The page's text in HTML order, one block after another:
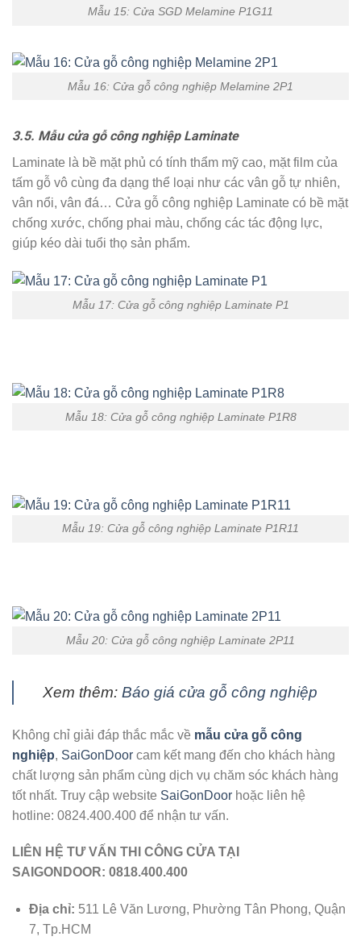
Mẫu 15: Cửa SGD Melamine P1G11
Mẫu 16: Cửa gỗ công nghiệp Melamine 2P1
3.5. Mẫu cửa gỗ công nghiệp Laminate
Laminate là bề mặt phủ có tính thẩm mỹ cao, mặt film của
tấm gỗ vô cùng đa dạng thể loại như các vân gỗ tự nhiên,
vân nổi, vân đá… Cửa gỗ công nghiệp Laminate có bề mặt
chống xước, chống phai màu, chống các tác động lực,
giúp kéo dài tuổi thọ sản phẩm.
Mẫu 17: Cửa gỗ công nghiệp Laminate P1
Mẫu 18: Cửa gỗ công nghiệp Laminate P1R8
Mẫu 19: Cửa gỗ công nghiệp Laminate P1R11
Mẫu 20: Cửa gỗ công nghiệp Laminate 2P11
Xem thêm: Báo giá cửa gỗ công nghiệp
Không chỉ giải đáp thắc mắc về mẫu cửa gỗ công
nghiệp, SaiGonDoor cam kết mang đến cho khách hàng
chất lượng sản phẩm cùng dịch vụ chăm sóc khách hàng
tốt nhất. Truy cập website SaiGonDoor hoặc liên hệ
hotline: 0824.400.400 để nhận tư vấn.
LIÊN HỆ TƯ VẤN THI CÔNG CỬA TẠI
SAIGONDOOR: 0818.400.400
Địa chỉ: 511 Lê Văn Lương, Phường Tân Phong, Quận
7, Tp.HCM